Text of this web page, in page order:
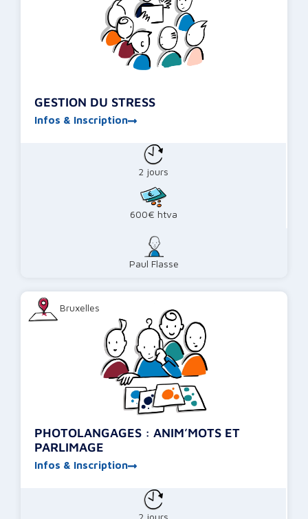
GESTION DU STRESS
Infos & Inscription
2 jours
600€ htva
Paul Flasse
Bruxelles
PHOTOLANGAGES : ANIM’MOTS ET
PARLIMAGE
Infos & Inscription
2 jours